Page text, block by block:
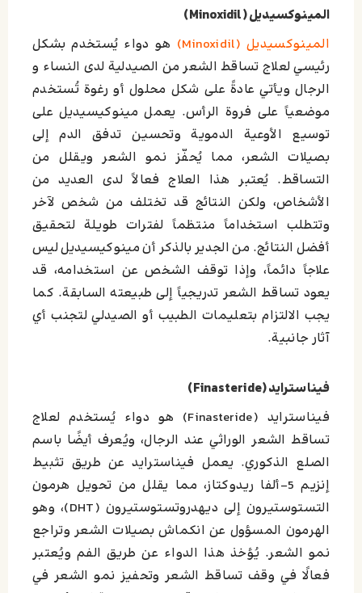
المينوكسيديل (Minoxidil)
المينوكسيديل (Minoxidil)
هو دواء يُستخدم بشكل
رئيسي لعلاج تساقط الشعر من الصيدلية لدى النساء و
الرجال ويأتي عادةً على شكل محلول أو رغوة تُستخدم
موضعياً على فروة الرأس. يعمل مينوكيسيديل على
توسيع الأوعية الدموية وتحسين تدفق الدم إلى
بصيلات الشعر، مما يُحفّز نمو الشعر ويقلل من
التساقط. يُعتبر هذا العلاج فعالاً لدى العديد من
الأشخاص، ولكن النتائج قد تختلف من شخص لآخر
وتتطلب استخداماً منتظماً لفترات طويلة لتحقيق
أفضل النتائج. من الجدير بالذكر أن مينوكيسيديل ليس
علاجاً دائماً، وإذا توقف الشخص عن استخدامه، قد
يعود تساقط الشعر تدريجياً إلى طبيعته السابقة. كما
يجب الالتزام بتعليمات الطبيب أو الصيدلي لتجنب أي
آثار جانبية.
فيناسترايد (Finasteride)
فيناسترايد (Finasteride) هو دواء يُستخدم لعلاج
تساقط الشعر الوراثي عند الرجال، ويُعرف أيضًا باسم
الصلع الذكوري. يعمل فيناسترايد عن طريق تثبيط
إنزيم 5-ألفا ريدوكتاز، مما يقلل من تحويل هرمون
التستوستيرون إلى ديهدروتستوستيرون (DHT)، وهو
الهرمون المسؤول عن انكماش بصيلات الشعر وتراجع
نمو الشعر. يُؤخذ هذا الدواء عن طريق الفم ويُعتبر
فعالًا في وقف تساقط الشعر وتحفيز نمو الشعر في